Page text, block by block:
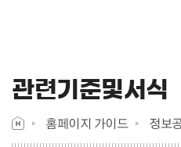
관련기준및서식
홈페이지 가이드 정보